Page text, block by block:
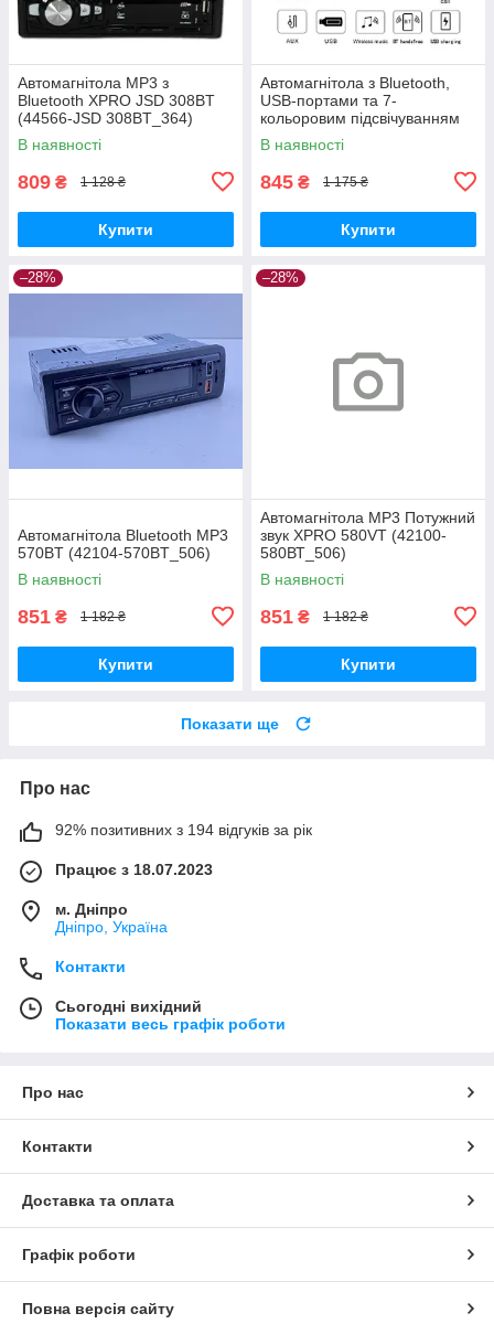
Автомагнітола MP3 з
Bluetooth XPRO JSD 308BT
(44566-JSD 308BT_364)
В наявності
809 ₴ 1 128 ₴
Купити
Автомагнітола з Bluetooth,
USB-портами та 7-
кольоровим підсвічуванням
XPRO JSD-521 BT (42460-
JSD-521_506)
В наявності
845 ₴ 1 175 ₴
Купити
–28%
Автомагнітола Bluetooth MP3
570BT (42104-570BT_506)
В наявності
851 ₴ 1 182 ₴
Купити
–28%
Автомагнітола MP3 Потужний
звук XPRO 580VT (42100-
580ВТ_506)
В наявності
851 ₴ 1 182 ₴
Купити
Показати ще
Про нас
92% позитивних з 194 відгуків за рік
Працює з 18.07.2023
м. Дніпро
Дніпро, Україна
Контакти
Сьогодні вихідний
Показати весь графік роботи
Про нас
Контакти
Доставка та оплата
Графік роботи
Повна версія сайту